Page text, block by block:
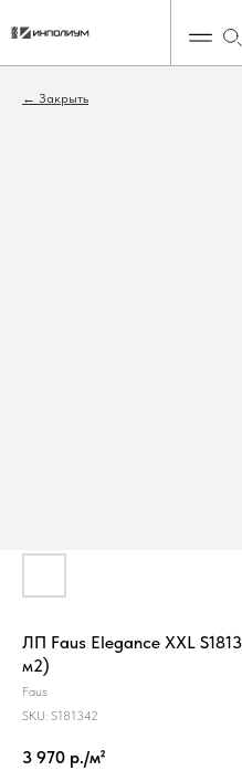
Закрыть
ЛП Faus Elegance XXL
м2)
Faus
SKU: S181342
3 970 р./м²